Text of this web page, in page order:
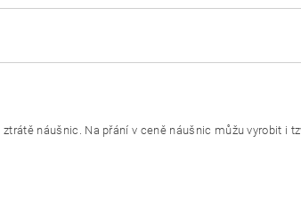
náušnic. Na přání v ceně náušnic můžu vyrobit i